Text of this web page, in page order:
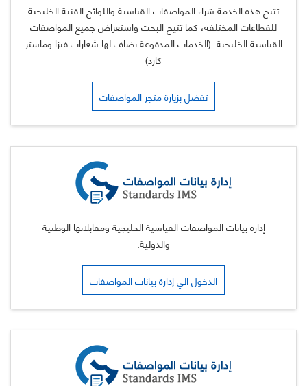
تتيح هذه الخدمة شراء المواصفات القياسية واللوائح الفنية الخليجية
للقطاعات المختلفة، كما تتيح البحث واستعراض جميع المواصفات
القياسية الخليجية. (الخدمات المدفوعة يضاف لها شعارات فيزا وماستر
كارد)
تفضل بزيارة متجر المواصفات
إدارة بيانات المواصفات القياسية الخليجية ومقابلاتها الوطنية
والدولية.
الدخول الي إدارة بيانات المواصفات